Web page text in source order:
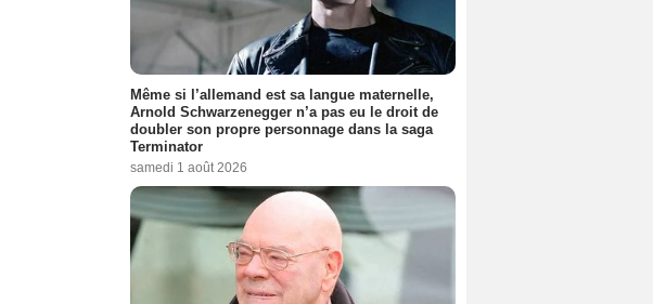
Même si l’allemand est sa langue maternelle,
Arnold Schwarzenegger n’a pas eu le droit de
doubler son propre personnage dans la saga
Terminator
samedi 1 août 2026